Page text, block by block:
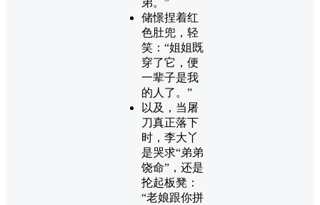
储憬捏着红
色肚兜，轻
笑：“姐姐既
穿了它，便
一辈子是我
的人了。”
以及，当屠
刀真正落下
时，李大丫
是哭求“弟弟
饶命”，还是
抡起板凳：
“老娘跟你拼